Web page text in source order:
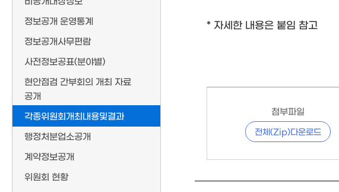
정보공개 운영통계
정보공개사무편람
사전정보공표(분야별)
현안점검 간부회의 개최 자료
공개
각종위원회개최내용및결과
행정처분업소공개
계약정보공개
위원회 현황
* 자세한 내용은 붙임 참고
첨부파일
전체(Zip)다운로드